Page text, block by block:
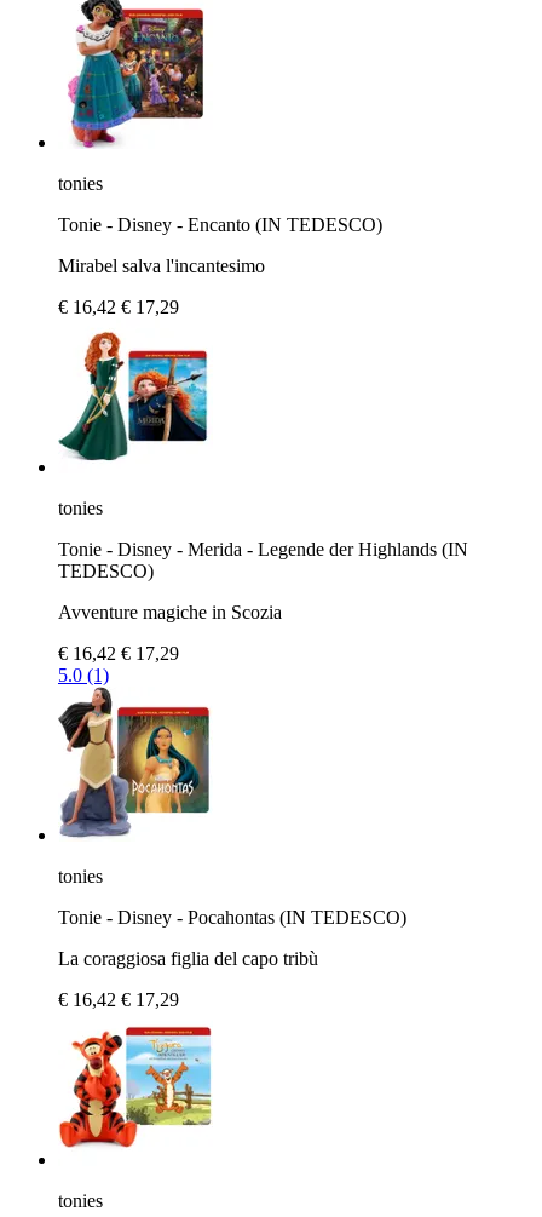
tonies
Tonie - Disney - Encanto (IN TEDESCO)
Mirabel salva l'incantesimo
€ 16,42 € 17,29
tonies
Tonie - Disney - Merida - Legende der Highlands (IN
TEDESCO)
Avventure magiche in Scozia
€ 16,42 € 17,29
5.0 (1)
tonies
Tonie - Disney - Pocahontas (IN TEDESCO)
La coraggiosa figlia del capo tribù
€ 16,42 € 17,29
tonies